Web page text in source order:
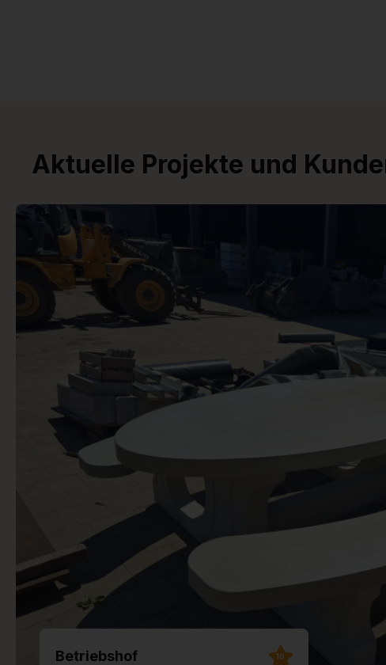
Aktuelle Projekte und
Betriebshof 10